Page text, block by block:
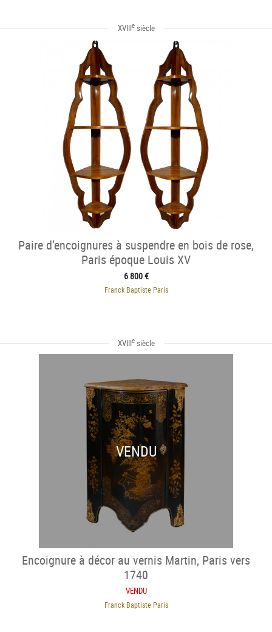
XVIIIesiècle
Paire d’encoignures à suspendre en bois de rose,
Paris époque Louis XV
6 800 €
Franck Baptiste Paris
XVIIIesiècle
VENDU
Encoignure à décor au vernis Martin, Paris vers
1740
VENDU
Franck Baptiste Paris